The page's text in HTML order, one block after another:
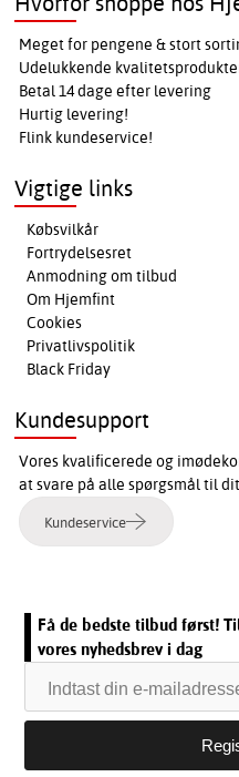
Meget for pengene & stort
Udelukkende
Betal 14 dage efter levering
Hurtig levering!
Flink kundeservice!
Vigtige links
Købsvilkår
Fortrydelsesret
Anmodning om tilbud
Om Hjemfint
Cookies
Privatlivspolitik
Black Friday
Kundesupport
Vores kvalificerede og
at svare på alle spørgsmål til
Kundeservice
Få de bedste tilbud først!
vores nyhedsbrev i dag